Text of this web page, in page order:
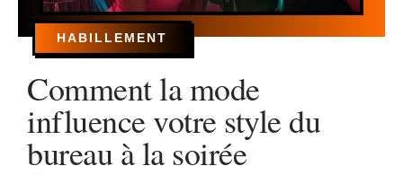
HABILLEMENT
Comment la mode
influence votre style du
bureau à la soirée